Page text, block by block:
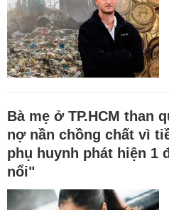
Bà mẹ ở TP.HCM than
nợ nần chồng chất vì
phụ huynh phát hiện 1
nổi"